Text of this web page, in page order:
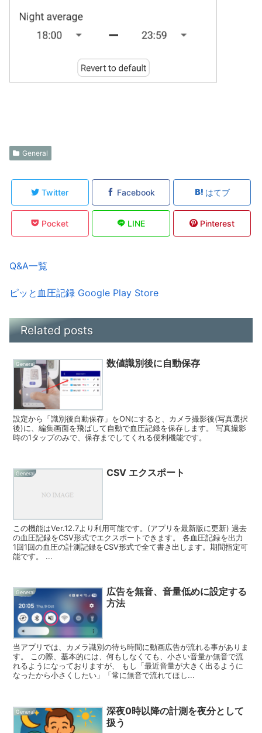
General
Twitter Facebook はてブ
Pocket LINE Pinterest
Q&A一覧
ピッと血圧記録 Google Play Store
Related posts
General 数値識別後に自動保存
設定から「識別後自動保存」をONにすると、カメラ撮影後(写真選択
後)に、編集画面を飛ばして自動で血圧記録を保存します。 写真撮影
時の1タップのみで、保存までしてくれる便利機能です。
General CSV エクスポート
この機能はVer.12.7より利用可能です。(アプリを最新版に更新) 過去
の血圧記録をCSV形式でエクスポートできます。 各血圧記録を出力
1回1回の血圧の計測記録をCSV形式で全て書き出します。期間指定可
能です。 ...
General
広告を無音、音量低めに設定する
方法
当アプリでは、カメラ識別の待ち時間に動画広告が流れる事がありま
す。 この際、基本的には、何もしなくても、小さい音量か無音で流
れるようになっておりますが、 もし「最近音量が大きく出るように
なったから小さくしたい」「常に無音で流れてほし...
General
深夜0時以降の計測を夜分として
扱う